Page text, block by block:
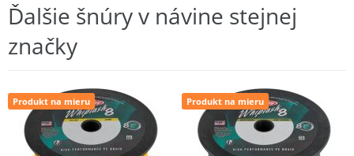
Ďalšie šnúry v návine stejnej
značky
Produkt na mieru Produkt na mieru